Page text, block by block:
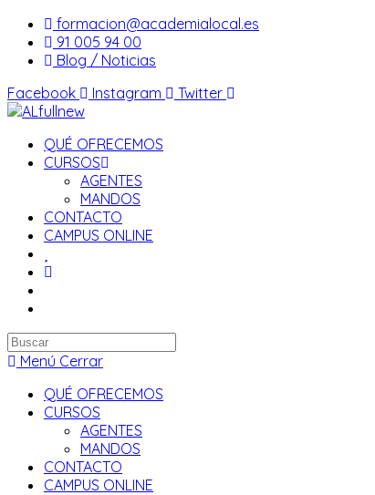
Saltar
contenido
formacion@academialocal.es
91 005 94 00
Blog / Noticias
Facebook
Instagram Twitter
QUÉ OFRECEMOS
CURSOS
AGENTES
MANDOS
CONTACTO
CAMPUS ONLINE
Buscar
en
web
Menú Cerrar
QUÉ OFRECEMOS
CURSOS
AGENTES
MANDOS
CONTACTO
CAMPUS ONLINE